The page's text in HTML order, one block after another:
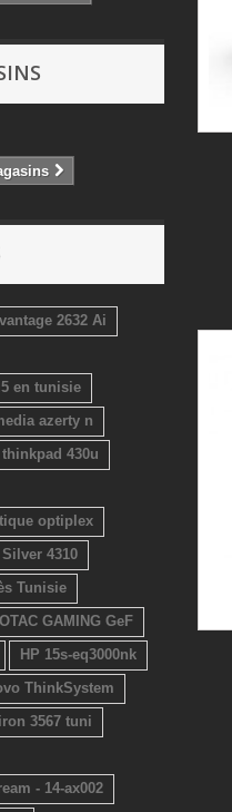
2632 Ai
en tunisie
azerty n
430u
optiplex
Silver 4310
Tunisie
GAMING GeF
HP 15s-eq3000nk
ThinkSystem
3567 tuni
- 14-ax002